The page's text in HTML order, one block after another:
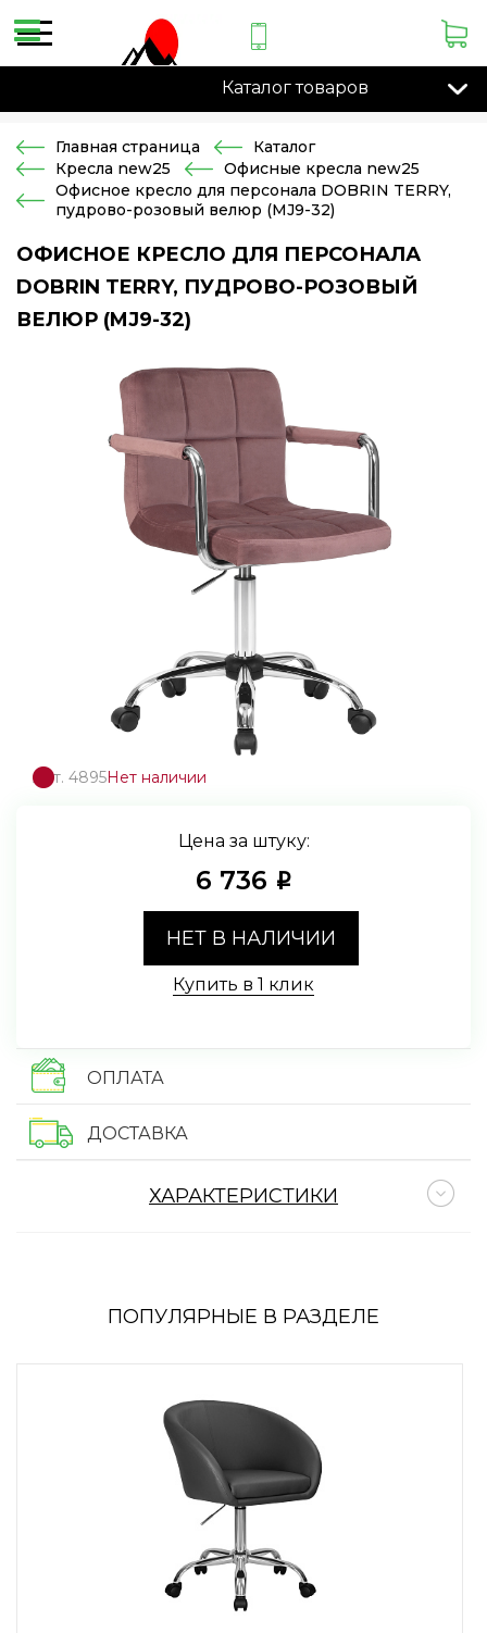
Каталог товаров
Главная страница
Каталог
Кресла new25
Офисные кресла new25
Офисное кресло для персонала DOBRIN TERRY,
пудрово-розовый велюр (MJ9-32)
ОФИСНОЕ КРЕСЛО ДЛЯ ПЕРСОНАЛА
DOBRIN TERRY, ПУДРОВО-РОЗОВЫЙ
ВЕЛЮР (MJ9-32)
Арт. 4895Нет наличии
Цена за штуку:
6 736 i
НЕТ В НАЛИЧИИ
Купить в 1 клик
ОПЛАТА
ДОСТАВКА
ХАРАКТЕРИСТИКИ
ПОПУЛЯРНЫЕ В РАЗДЕЛЕ